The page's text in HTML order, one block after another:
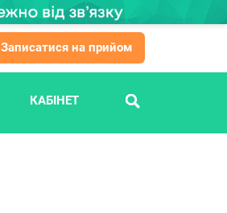
ПОШУК
Записатися на прийом
КАБІНЕТ